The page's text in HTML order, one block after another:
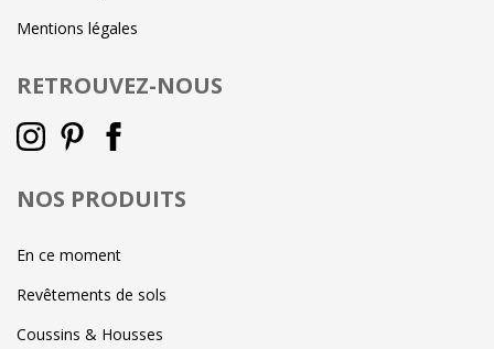
Mentions légales
RETROUVEZ-NOUS
NOS PRODUITS
En ce moment
Revêtements de sols
Coussins & Housses